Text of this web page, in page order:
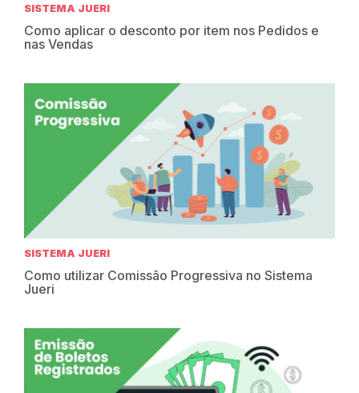
SISTEMA JUERI
Como aplicar o desconto por item nos Pedidos e
nas Vendas
SISTEMA JUERI
Como utilizar Comissão Progressiva no Sistema
Jueri